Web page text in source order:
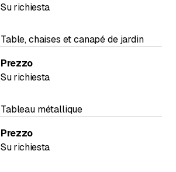
Table, chaises et canapé de jardin
Su richiesta
Tableau métallique
Prezzo
Su richiesta
Prezzo
Su richiesta